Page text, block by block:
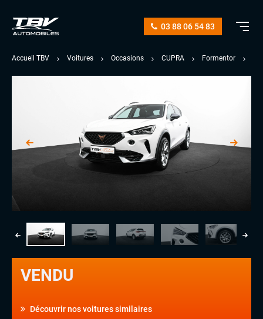
03 88 06 54 83
Accueil TBV Voitures Occasions CUPRA Formentor
VENDU
Découvrir nos voitures similaires